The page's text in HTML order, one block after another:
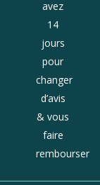
avez
14
jours
pour
changer
d’avis
& vous
faire
rembourser